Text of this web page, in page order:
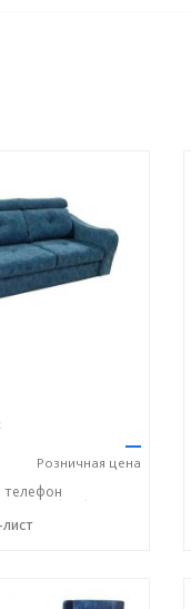
—
Розничная цена
☎+7 (918) 316-91-77
телефон